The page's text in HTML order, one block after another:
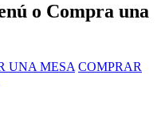
o Compra una
UNA MESA COMPRAR